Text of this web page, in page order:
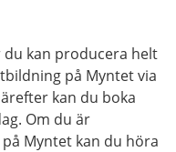
kan producera helt
på Myntet via
kan du boka
Om du är
Myntet kan du höra